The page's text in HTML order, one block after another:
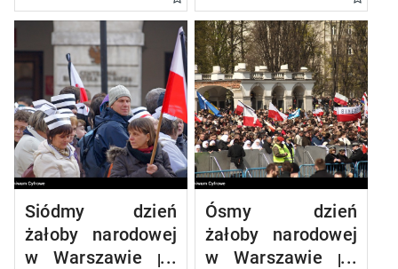
Siódmy dzień
żałoby narodowej
w Warszawie po
Ósmy dzień
żałoby narodowej
w Warszawie po